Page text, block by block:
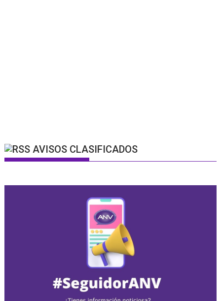
AVISOS CLASIFICADOS